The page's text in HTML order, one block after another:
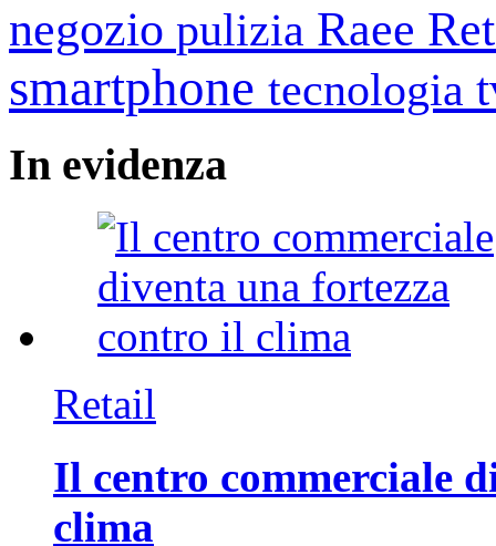
negozio pulizia Raee
smartphone tecnologia
In evidenza
Retail
Il centro commerciale
clima